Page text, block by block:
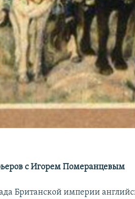
с Игорем Померанцевым
Британской империи